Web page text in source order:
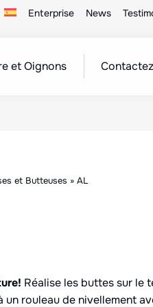
Enterprise News
et Oignons
et Butteuses » AL
Réalise les buttes sur le
un rouleau de nivellement